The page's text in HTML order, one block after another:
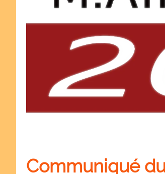
Communiqué